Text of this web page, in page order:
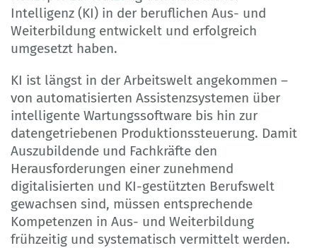
Intelligenz (KI) in der beruflichen Aus- und
Weiterbildung entwickelt und erfolgreich
umgesetzt haben.
KI ist längst in der Arbeitswelt angekommen –
von automatisierten Assistenzsystemen über
intelligente Wartungssoftware bis hin zur
datengetriebenen Produktionssteuerung. Damit
Auszubildende und Fachkräfte den
Herausforderungen einer zunehmend
digitalisierten und KI-gestützten Berufswelt
gewachsen sind, müssen entsprechende
Kompetenzen in Aus- und Weiterbildung
frühzeitig und systematisch vermittelt werden.